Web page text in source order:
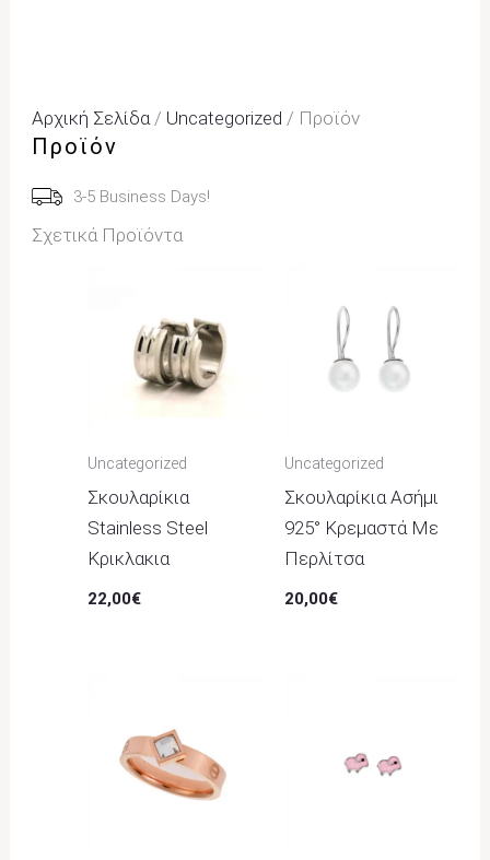
Αρχική Σελίδα / Uncategorized / Προϊόν
Προϊόν
3-5 Business Days!
Σχετικά Προϊόντα
Uncategorized
Σκουλαρίκια
Stainless Steel
Κρικλακια
22,00€
Uncategorized
Σκουλαρίκια Ασήμι
925° Κρεμαστά Με
Περλίτσα
20,00€